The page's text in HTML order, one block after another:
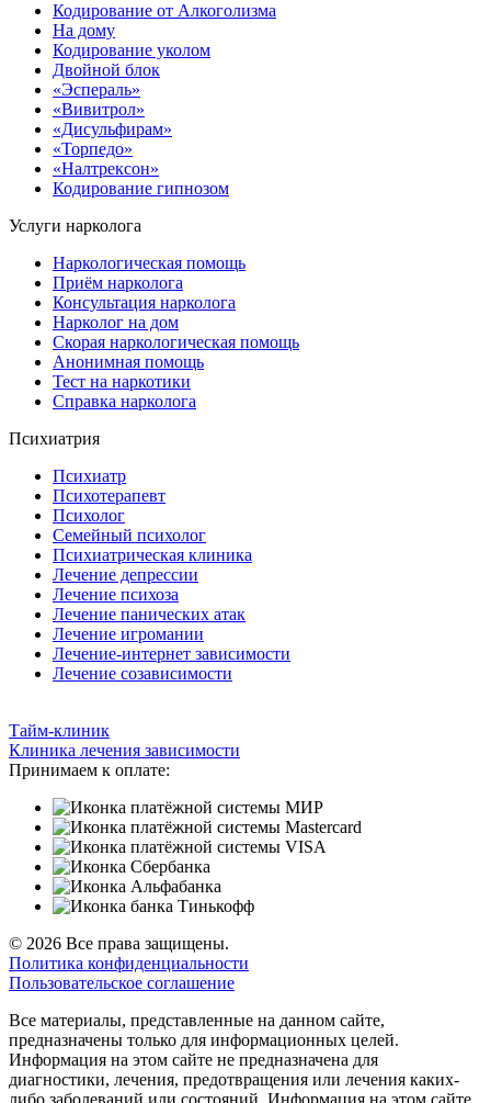
Кодирование от Алкоголизма
На дому
Кодирование уколом
Двойной блок
«Эспераль»
«Вивитрол»
«Дисульфирам»
«Торпедо»
«Налтрексон»
Кодирование гипнозом
Услуги нарколога
Наркологическая помощь
Приём нарколога
Консультация нарколога
Нарколог на дом
Скорая наркологическая помощь
Анонимная помощь
Тест на наркотики
Справка нарколога
Психиатрия
Психиатр
Психотерапевт
Психолог
Семейный психолог
Психиатрическая клиника
Лечение депрессии
Лечение психоза
Лечение панических атак
Лечение игромании
Лечение-интернет зависимости
Лечение созависимости
Тайм-клиник
Клиника лечения зависимости
Принимаем к оплате:
© 2026 Все права защищены.
Политика конфиденциальности
Пользовательское соглашение
Все материалы, представленные на данном сайте,
предназначены только для информационных целей.
Информация на этом сайте не предназначена для
диагностики, лечения, предотвращения или лечения каких-
либо заболеваний или состояний. Информация на этом сайте